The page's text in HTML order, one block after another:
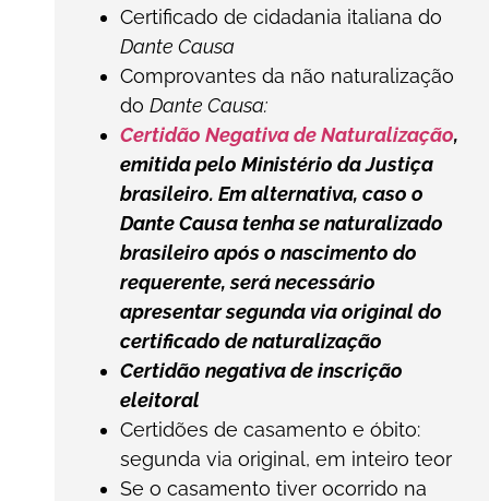
Certificado de cidadania italiana do
Dante Causa
Comprovantes da não naturalização
do Dante Causa:
Certidão Negativa de Naturalização,
emitida pelo Ministério da Justiça
brasileiro. Em alternativa, caso o
Dante Causa tenha se naturalizado
brasileiro após o nascimento do
requerente, será necessário
apresentar segunda via original do
certificado de naturalização
Certidão negativa de inscrição
eleitoral
Certidões de casamento e óbito:
segunda via original, em inteiro teor
Se o casamento tiver ocorrido na